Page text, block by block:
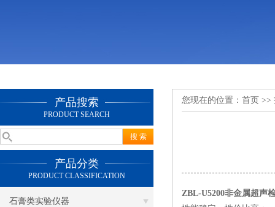
产品搜索
PRODUCT SEARCH
产品分类
PRODUCT CLASSIFICATION
石膏类实验仪器
您现在的位置： 首页 >>
ZBL-U5200非金属超声